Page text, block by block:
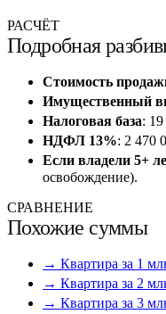
РАСЧЁТ
Подробная
Стоимость
Имущественный
Налоговая база:
НДФЛ 13%: 2 470
Если владели 5+
освобождение).
СРАВНЕНИЕ
Похожие суммы
→ Квартира за 1
→ Квартира за 2
→ Квартира за 3